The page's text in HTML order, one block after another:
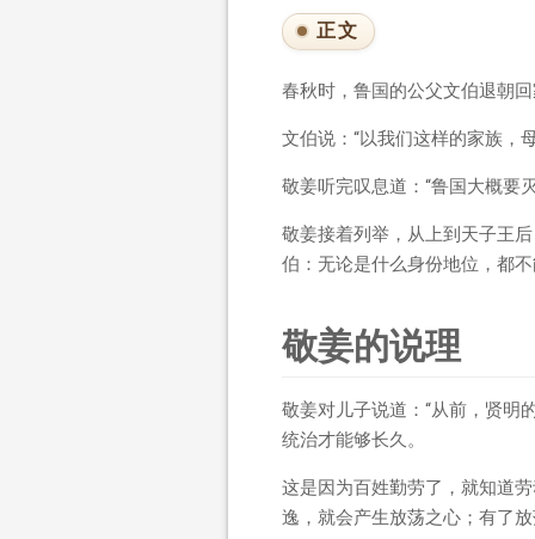
正文
春秋时，鲁国的公父文伯退朝
文伯说：“以我们这样的家族，
敬姜听完叹息道：“鲁国大概要
敬姜接着列举，从上到天子王
伯：无论是什么身份地位，都
敬姜的说理
敬姜对儿子说道：“从前，贤明
统治才能够长久。
这是因为百姓勤劳了，就知道
逸，就会产生放荡之心；有了